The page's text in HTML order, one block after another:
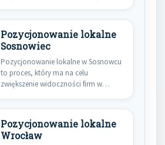
Pozycjonowanie lokalne
Sosnowiec
Pozycjonowanie lokalne w Sosnowcu
to proces, który ma na celu
zwiększenie widoczności firm w
Pozycjonowanie lokalne
Wrocław